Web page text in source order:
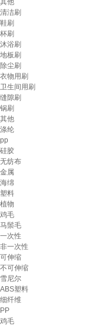
其他
清洁刷
鞋刷
杯刷
沐浴刷
地板刷
除尘刷
衣物用刷
卫生间用刷
缝隙刷
锅刷
其他
涤纶
pp
硅胶
无纺布
金属
海绵
塑料
植物
鸡毛
马鬃毛
一次性
非一次性
可伸缩
不可伸缩
雪尼尔
ABS塑料
细纤维
PP
鸡毛